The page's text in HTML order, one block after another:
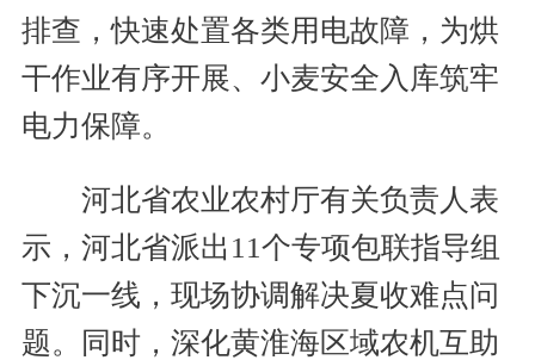
排查，快速处置各类用电故障，为烘
干作业有序开展、小麦安全入库筑牢
电力保障。
河北省农业农村厅有关负责人表
示，河北省派出11个专项包联指导组
下沉一线，现场协调解决夏收难点问
题。同时，深化黄淮海区域农机互助